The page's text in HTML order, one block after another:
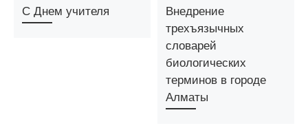
С Днем учителя
Внедрение
трехъязычных
словарей
биологических
терминов в городе
Алматы